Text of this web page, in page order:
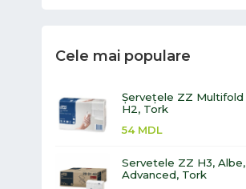
Cele mai populare
Șervețele ZZ Multifold
H2, Tork
54 MDL
Servetele ZZ H3, Albe,
Advanced, Tork